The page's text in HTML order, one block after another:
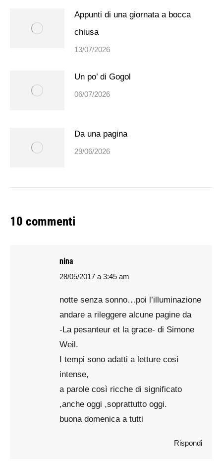
Appunti di una giornata a bocca
chiusa
13/07/2026
Un po’ di Gogol
06/07/2026
Da una pagina
29/06/2026
10 commenti
nina
says:
28/05/2017 a 3:45 am
notte senza sonno…poi l’illuminazione
andare a rileggere alcune pagine da
-La pesanteur et la grace- di Simone
Weil.
I tempi sono adatti a letture così
intense,
a parole così ricche di significato
,anche oggi ,soprattutto oggi.
buona domenica a tutti
Rispondi